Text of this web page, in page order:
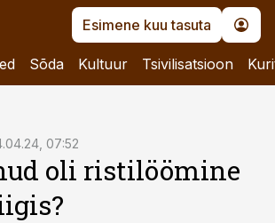
Esimene kuu tasuta
Sõda Kultuur Tsivilisatsioon
07:52
oli ristilöömine